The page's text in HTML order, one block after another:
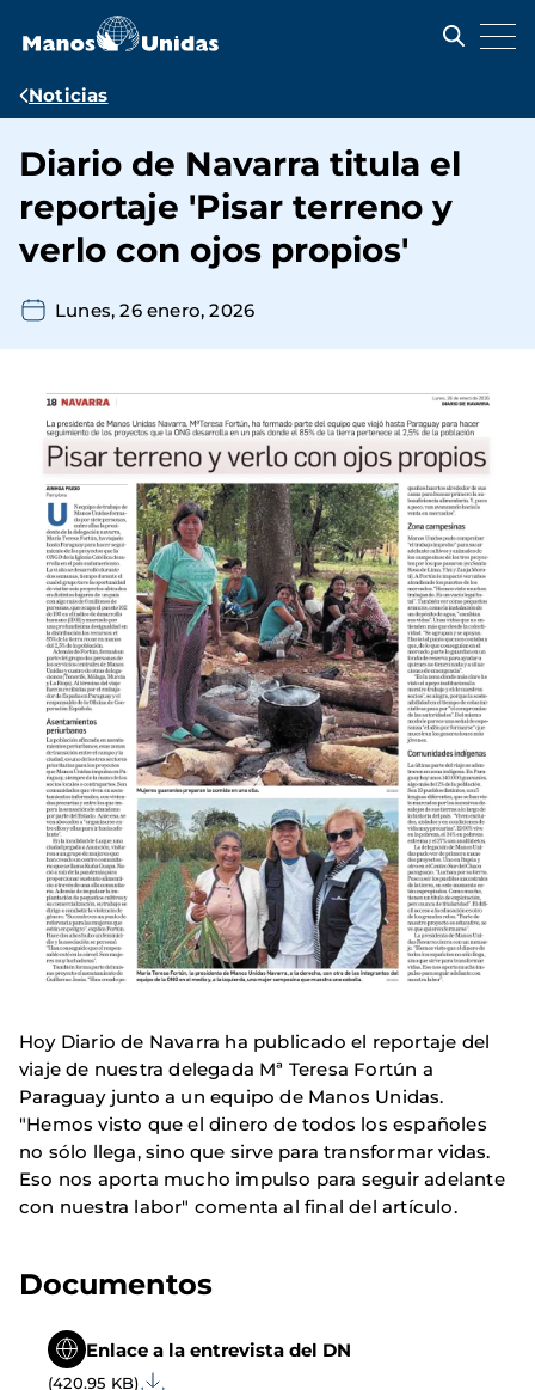
contenido
Ruta
navegación
Noticias
Diario de Navarra titula el
reportaje 'Pisar terreno y
verlo con ojos propios'
Lunes, 26 enero, 2026
Hoy Diario de Navarra ha publicado el reportaje del
viaje de nuestra delegada Mª Teresa Fortún a
Paraguay junto a un equipo de Manos Unidas.
"Hemos visto que el dinero de todos los españoles
no sólo llega, sino que sirve para transformar vidas.
Eso nos aporta mucho impulso para seguir adelante
con nuestra labor" comenta al final del artículo.
Documentos
Enlace a la entrevista del DN
(420.95 KB)